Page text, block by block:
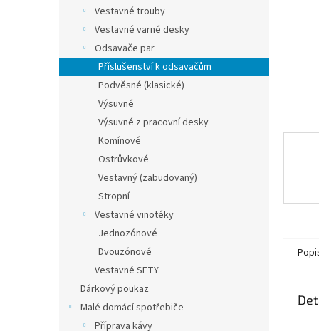
Vestavné trouby
Vestavné varné desky
Odsavače par
Příslušenství k odsavačům
Podvěsné (klasické)
Výsuvné
Výsuvné z pracovní desky
Komínové
Ostrůvkové
Vestavný (zabudovaný)
Stropní
Vestavné vinotéky
Jednozónové
Dvouzónové
Vestavné SETY
Dárkový poukaz
Malé domácí spotřebiče
Příprava kávy